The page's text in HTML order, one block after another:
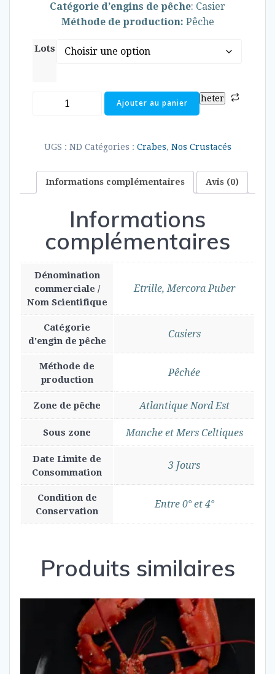
Catégorie d’engins de pêche: Casier
Méthode de production: Pêche
Lots
heter
quantité
cuites
Ajouter au panier
UGS : ND Catégories : Crabes, Nos Crustacés
Informations complémentaires Avis (0)
Informations
complémentaires
Dénomination
commerciale /
Nom Scientifique
Etrille, Mercora Puber
Catégorie
d'engin de pêche
Casiers
Méthode de
production
Pêchée
Zone de pêche Atlantique Nord Est
Sous zone Manche et Mers Celtiques
Date Limite de
Consommation
3 Jours
Condition de
Conservation
Entre 0° et 4°
Produits similaires